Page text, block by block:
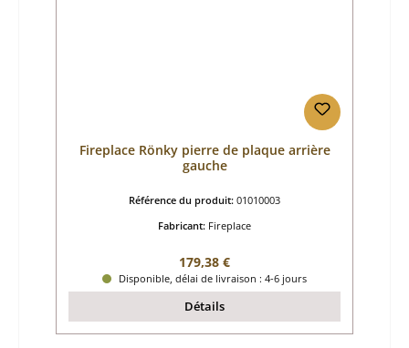
Fireplace Rönky pierre de plaque arrière
gauche
Référence du produit: 01010003
Fabricant: Fireplace
Prix régulier :
179,38 €
Disponible, délai de livraison : 4-6 jours
Détails